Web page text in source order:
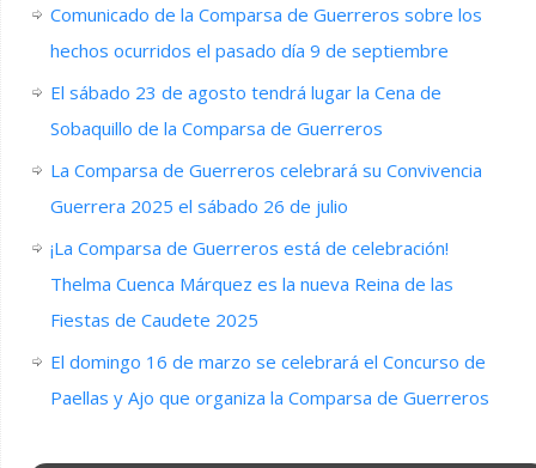
Comunicado de la Comparsa de Guerreros sobre los
hechos ocurridos el pasado día 9 de septiembre
El sábado 23 de agosto tendrá lugar la Cena de
Sobaquillo de la Comparsa de Guerreros
La Comparsa de Guerreros celebrará su Convivencia
Guerrera 2025 el sábado 26 de julio
¡La Comparsa de Guerreros está de celebración!
Thelma Cuenca Márquez es la nueva Reina de las
Fiestas de Caudete 2025
El domingo 16 de marzo se celebrará el Concurso de
Paellas y Ajo que organiza la Comparsa de Guerreros